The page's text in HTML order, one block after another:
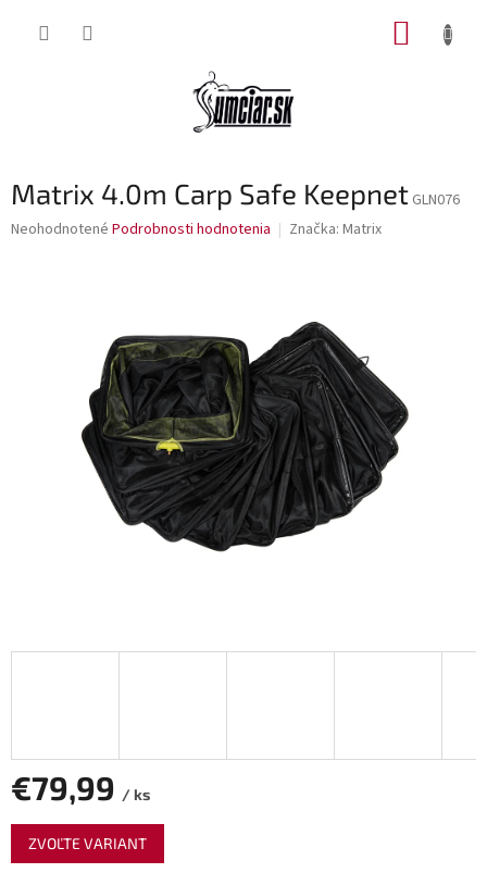
Matrix 4.0m Carp Safe Keepnet GLN076
Priemerné
Neohodnotené Podrobnosti hodnotenia Značka: Matrix
€79,99 / ks
Jednotková
cena:
ZVOĽTE VARIANT